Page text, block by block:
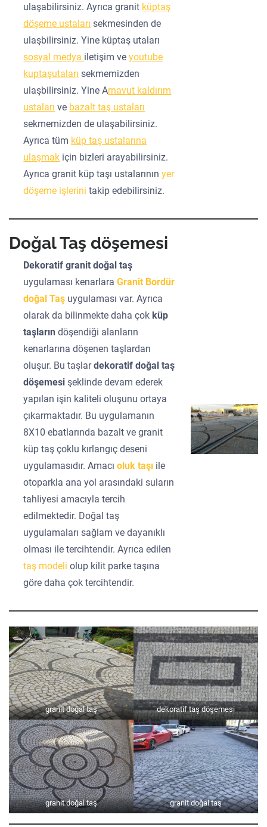
ulaşabilirsiniz. Ayrıca granit küptaş
döşeme ustaları sekmesinden de
ulaşbilirsiniz. Yine küptaş utaları
sosyal medya iletişim veyoutube
kuptaşutaları sekmemizden
ulaşbilirsiniz. Yine Arnavut kaldırım
ustaları ve bazalt taş ustaları
sekmemizden de ulaşabilirsiniz.
Ayrıca tüm küp taş ustalarına
ulaşmak için bizleri arayabilirsiniz.
Ayrıca granit küp taşı ustalarının yer
döşeme işlerini takip edebilirsiniz.
Doğal Taş döşemesi
Dekoratif granit doğal taş
uygulaması kenarlaraGranit Bordür
doğal Taş uygulaması var. Ayrıca
olarak da bilinmekte daha çok küp
taşların döşendiği alanların
kenarlarına döşenen taşlardan
oluşur. Bu taşlardekoratif doğal taş
döşemesişeklinde devam ederek
yapılan işin kaliteli oluşunu ortaya
çıkarmaktadır. Bu uygulamanın
8X10 ebatlarında bazalt ve granit
küp taş çoklu kırlangıç deseni
uygulamasıdır. Amacıoluk taşı ile
otoparkla ana yol arasındaki suların
tahliyesi amacıyla tercih
edilmektedir. Doğal taş
uygulamaları sağlam ve dayanıklı
olması ile tercihtendir. Ayrıca edilen
taş modeliolup kilit parke taşına
göre daha çok tercihtendir.
granit doğal taş dekoratif taş döşemesi
granit doğal taş granit doğal taş